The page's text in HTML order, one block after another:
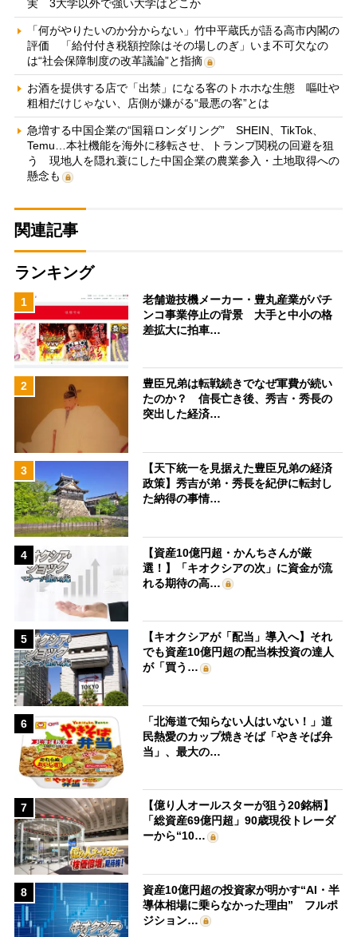
実 3大学以外で強い大学はどこか
「何がやりたいのか分からない」竹中平蔵氏が語る高市内閣の
評価 「給付付き税額控除はその場しのぎ」いま不可欠なの
は“社会保障制度の改革議論”と指摘
お酒を提供する店で「出禁」になる客のトホホな生態 嘔吐や
粗相だけじゃない、店側が嫌がる“最悪の客”とは
急増する中国企業の“国籍ロンダリング” SHEIN、TikTok、
Temu…本社機能を海外に移転させ、トランプ関税の回避を狙
う 現地人を隠れ蓑にした中国企業の農業参入・土地取得への
懸念も
関連記事
ランキング
1
老舗遊技機メーカー・豊丸産業がパチ
ンコ事業停止の背景 大手と中小の格
差拡大に拍車…
2
豊臣兄弟は転戦続きでなぜ軍費が続い
たのか？ 信長亡き後、秀吉・秀長の
突出した経済…
3
【天下統一を見据えた豊臣兄弟の経済
政策】秀吉が弟・秀長を紀伊に転封し
た納得の事情…
4
【資産10億円超・かんちさんが厳
選！】「キオクシアの次」に資金が流
れる期待の高…
5
【キオクシアが「配当」導入へ】それ
でも資産10億円超の配当株投資の達人
が「買う…
6
「北海道で知らない人はいない！」道
民熱愛のカップ焼きそば「やきそば弁
当」、最大の…
7
【億り人オールスターが狙う20銘柄】
「総資産69億円超」90歳現役トレーダ
ーから“10…
8
資産10億円超の投資家が明かす“AI・半
導体相場に乗らなかった理由” フルポ
ジション…